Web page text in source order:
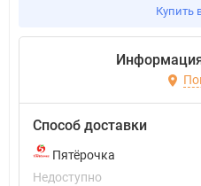
Купить
Способ доставки
Пятёрочка
Недоступно